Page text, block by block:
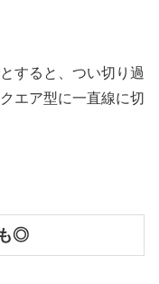
すると、つい切り過
エア型に一直線に切
◎